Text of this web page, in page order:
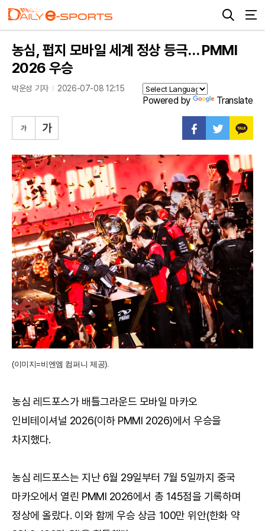
농심, 펍지 모바일 세계 정상 등극… PMMI
2026 우승
박운성 기자 2026-07-08 12:15
Powered by Translate
(이미지=비엔엠 컴퍼니 제공).
농심 레드포스가 배틀그라운드 모바일 마카오
인비테이셔널 2026(이하 PMMI 2026)에서 우승을
차지했다.
농심 레드포스는 지난 6월 29일부터 7월 5일까지 중국
마카오에서 열린 PMMI 2026에서 총 145점을 기록하며
정상에 올랐다. 이와 함께 우승 상금 100만 위안(한화 약